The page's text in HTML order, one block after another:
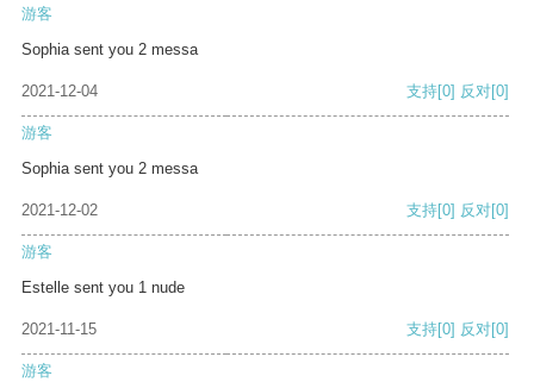
游客
Sophia sent you 2 messa
2021-12-04 支持[0] 反对[0]
游客
Sophia sent you 2 messa
2021-12-02 支持[0] 反对[0]
游客
Estelle sent you 1 nude
2021-11-15 支持[0] 反对[0]
游客